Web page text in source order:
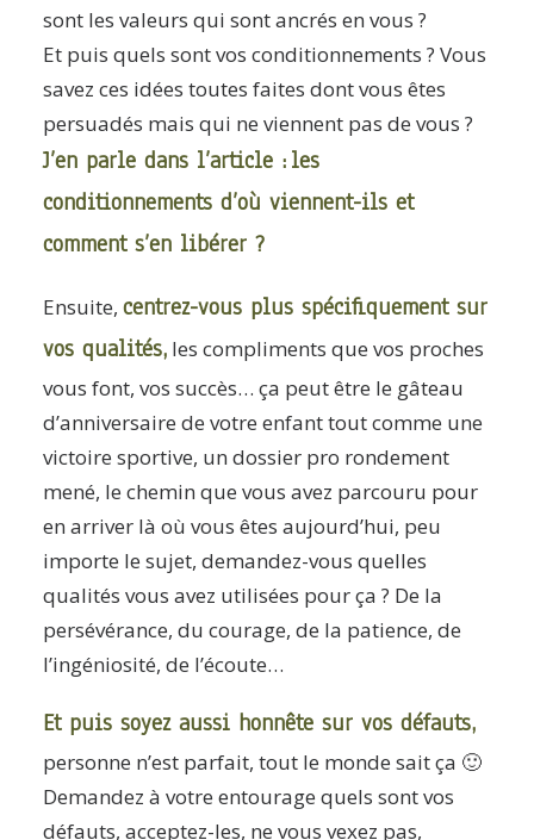
sont les valeurs qui sont ancrés en vous ?
Et puis quels sont vos conditionnements ? Vous
savez ces idées toutes faites dont vous êtes
persuadés mais qui ne viennent pas de vous ?
J’en parle dans l’article :les
conditionnements d’où viennent-ils et
comment s’en libérer ?
Ensuite, centrez-vous plus spécifiquement sur
vos qualités, les compliments que vos proches
vous font, vos succès… ça peut être le gâteau
d’anniversaire de votre enfant tout comme une
victoire sportive, un dossier pro rondement
mené, le chemin que vous avez parcouru pour
en arriver là où vous êtes aujourd’hui, peu
importe le sujet, demandez-vous quelles
qualités vous avez utilisées pour ça ? De la
persévérance, du courage, de la patience, de
l’ingéniosité, de l’écoute…
Et puis soyez aussi honnête sur vos défauts,
personne n’est parfait, tout le monde sait ça 🙂
Demandez à votre entourage quels sont vos
défauts, acceptez-les, ne vous vexez pas,